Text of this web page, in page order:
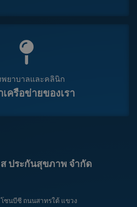
พยาบาลและคลินิก
ครือข่ายของเรา
ประกันสุขภาพ จำกัด
ซนบีซี ถนนสาทรใต้ แขวง